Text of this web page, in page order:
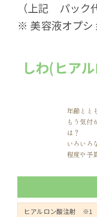
（上記 パック
※ 美容液オプシ
しわ(ヒア
年齢とと
もう気付
は？
いろいろ
程度や予
ヒアルロン酸注射 ※1